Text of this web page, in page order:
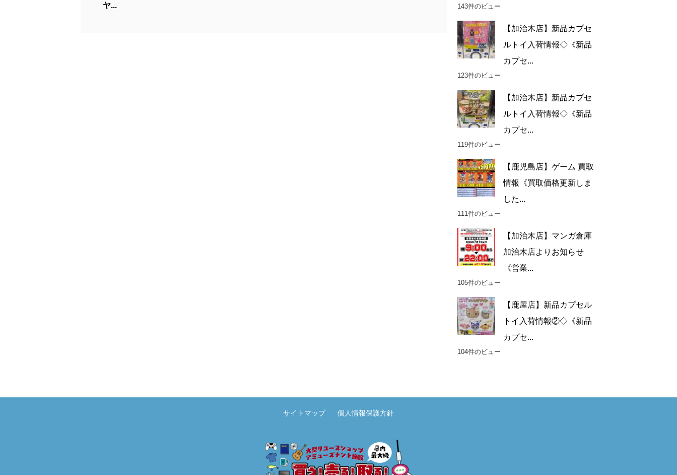
ヤ...
143件のビュー
【加治木店】新品カプセ
ルトイ入荷情報◇《新品
カプセ...
123件のビュー
【加治木店】新品カプセ
ルトイ入荷情報◇《新品
カプセ...
119件のビュー
【鹿児島店】ゲーム 買取
情報《買取価格更新しま
した...
111件のビュー
【加治木店】マンガ倉庫
加治木店よりお知らせ
《営業...
105件のビュー
【鹿屋店】新品カプセル
トイ入荷情報②◇《新品
カプセ...
104件のビュー
サイトマップ 個人情報保護方針